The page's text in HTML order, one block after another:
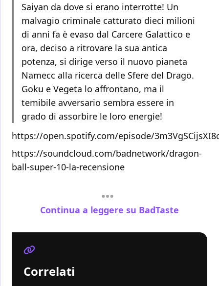
Saiyan da dove si erano interrotte! Un
malvagio criminale catturato dieci milioni
di anni fa è evaso dal Carcere Galattico e
ora, deciso a ritrovare la sua antica
potenza, si dirige verso il nuovo pianeta
Namecc alla ricerca delle Sfere del Drago.
Goku e Vegeta lo affrontano, ma il
temibile avversario sembra essere in
grado di assorbire le loro energie!
https://open.spotify.com/episode/
https://soundcloud.com/badnetwork/dragon-
ball-super-10-la-recensione
Continua a leggere su BadTaste
Correlati